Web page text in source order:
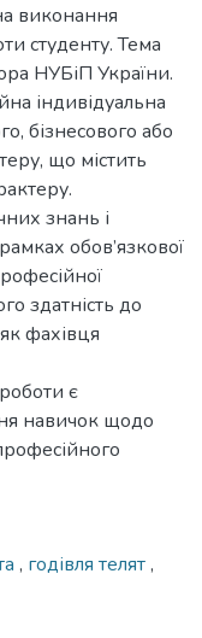
виконання
студенту. Тема
НУБіП України.
індивідуальна
бізнесового або
що містить
знань і
обов’язкової
здатність до
фахівця
є
навичок щодо
, годівля телят,